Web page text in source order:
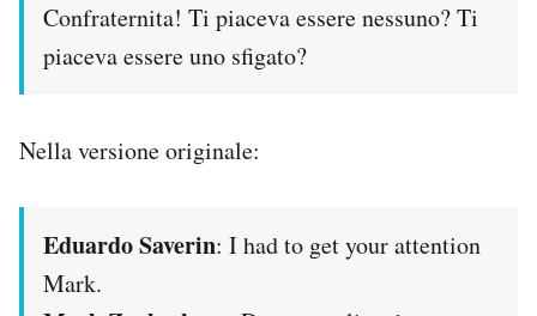
Confraternita! Ti piaceva essere nessuno? Ti
piaceva essere uno sfigato?
Nella versione originale:
Eduardo Saverin: I had to get your attention
Mark.